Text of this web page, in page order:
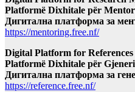
Platformë Dixhitale për
Дигитална платформа за
https://mentoring.free.nf/
Digital Platform for References
Platformë Dixhitale për
Дигитална платформа за
https://reference.free.nf/